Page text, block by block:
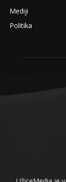
Mediji
Politika